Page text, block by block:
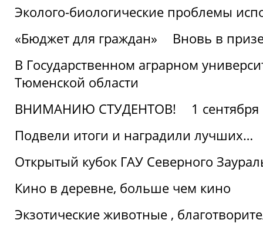
Эколого-биологические проблемы
«Бюджет для граждан»
Вновь в
В Государственном аграрном
Тюменской области
ВНИМАНИЮ СТУДЕНТОВ!
1 сентября
Подвели итоги и наградили лучших…
Открытый кубок ГАУ Северного
Кино в деревне, больше чем кино
Экзотические животные ,